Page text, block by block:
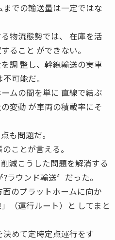
での輸送量は一定ではな
物流態勢では、 在庫を活
ること ができない。
調 整し、幹線輸送の実車
可能だ。
ムの間を単に 直線で結ぶ
変動 が車両の積載率にそ
も問題だ。
ことが言える。
減こうした問題を解消する
ラウンド輸送〞だった。
のプラットホームに向か
（運行ルート）と してまと
めて定時定点運行をす